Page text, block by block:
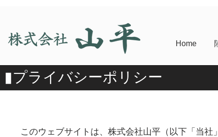
​▮プライバシーポリシー
このウェブサイトは、株式会社山平（以下「当社
Home